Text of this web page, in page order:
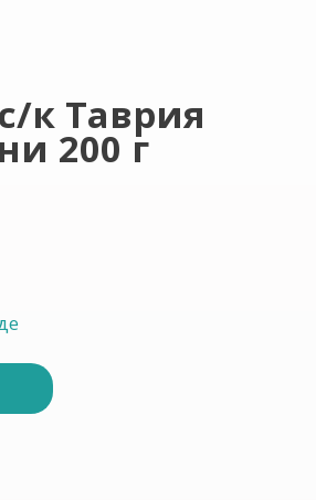
к Таврия
200 г